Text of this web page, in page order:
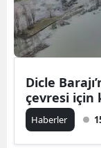
Dicle
çevresi için
Haberler